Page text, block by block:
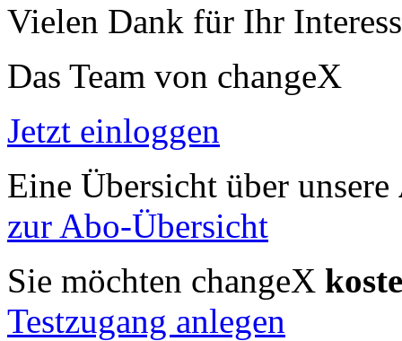
Vielen Dank für Ihr
Das Team von changeX
Jetzt einloggen
Eine Übersicht über unsere
zur Abo-Übersicht
Sie möchten changeX
Testzugang anlegen